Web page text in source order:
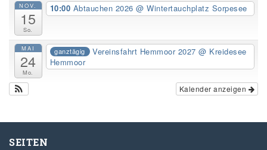
NOV.
15
So.
10:00 Abtauchen 2026@ Wintertauchplatz Sorpesee
MAI
24
Mo.
ganztägig Vereinsfahrt Hemmoor 2027@ Kreidesee
Hemmoor
Kalender anzeigen
SEITEN